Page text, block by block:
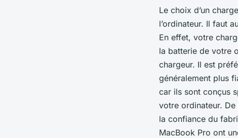
Le choix d’un
l’ordinateur. Il faut
En effet, votre
la batterie de votre
chargeur. Il est
généralement plus
car ils sont conçus
votre ordinateur.
la confiance du
MacBook Pro ont